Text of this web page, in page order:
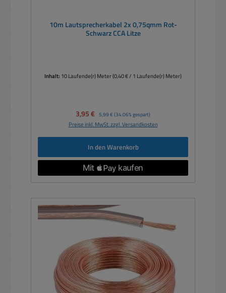
10m Lautsprecherkabel 2x 0,75qmm Rot-
Schwarz CCA Litze
Inhalt: 10 Laufende(r) Meter(0,40 € / 1 Laufende(r) Meter)
Verkaufspreis:
3,95 € Regulärer Preis:
5,99 € (34.06% gespart)
Preise inkl. MwSt. zzgl. Versandkosten
In den Warenkorb